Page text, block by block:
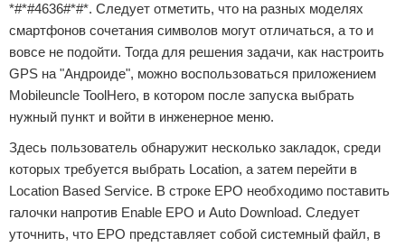
*#*#4636#*#*. Следует отметить, что на разных моделях
смартфонов сочетания символов могут отличаться, а то и
вовсе не подойти. Тогда для решения задачи, как настроить
GPS на "Андроиде", можно воспользоваться приложением
Mobileuncle ToolHero, в котором после запуска выбрать
нужный пункт и войти в инженерное меню.
Здесь пользователь обнаружит несколько закладок, среди
которых требуется выбрать Location, а затем перейти в
Location Based Service. В строке EPO необходимо поставить
галочки напротив Enable EPO и Auto Download. Следует
уточнить, что EPO представляет собой системный файл, в